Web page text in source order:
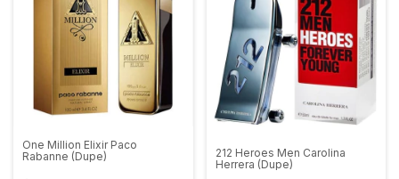
One Million Elixir Paco
Rabanne (Dupe)
212 Heroes Men Carolina
Herrera (Dupe)